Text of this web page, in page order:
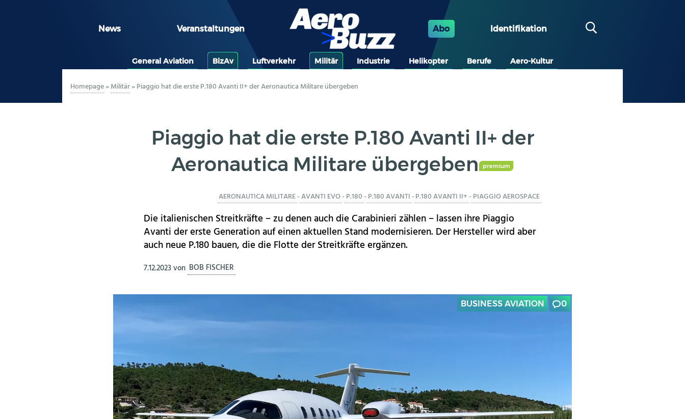
News Veranstaltungen Abo Identifikation
General Aviation BizAv Luftverkehr Militär Industrie Helikopter Berufe Aero-Kultur
Homepage»Militär»Piaggio hat die erste P.180 Avanti II+ der Aeronautica Militare übergeben
Piaggio hat die erste P.180 Avanti II+ der
Aeronautica Militare übergeben
premium
AERONAUTICA MILITARE-AVANTI EVO- P.180- P.180 AVANTI-P.180 AVANTI II+- PIAGGIO AEROSPACE
Die italienischen Streitkräfte – zu denen auch die Carabinieri zählen – lassen ihre Piaggio
Avanti der erste Generation auf einen aktuellen Stand modernisieren. Der Hersteller wird aber
auch neue P.180 bauen, die die Flotte der Streitkräfte ergänzen.
7.12.2023von BOB FISCHER
BUSINESS AVIATION 0